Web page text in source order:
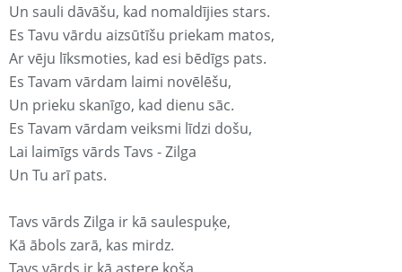
Un sauli dāvāšu, kad nomaldījies stars.
Es Tavu vārdu aizsūtīšu priekam matos,
Ar vēju līksmoties, kad esi bēdīgs pats.
Es Tavam vārdam laimi novēlēšu,
Un prieku skanīgo, kad dienu sāc.
Es Tavam vārdam veiksmi līdzi došu,
Lai laimīgs vārds Tavs - Zilga
Un Tu arī pats.
Tavs vārds Zilga ir kā saulespuķe,
Kā ābols zarā, kas mirdz.